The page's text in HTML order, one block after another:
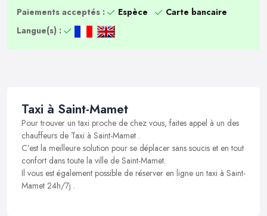
Paiements acceptés :
Espèce
Carte bancaire
Langue(s) :
Taxi à Saint-Mamet
Pour trouver un taxi proche de chez vous, faites appel à un des
chauffeurs de Taxi à Saint-Mamet .
C’est la meilleure solution pour se déplacer sans soucis et en tout
confort dans toute la ville de Saint-Mamet.
Il vous est également possible de réserver en ligne un taxi à Saint-
Mamet 24h/7j .